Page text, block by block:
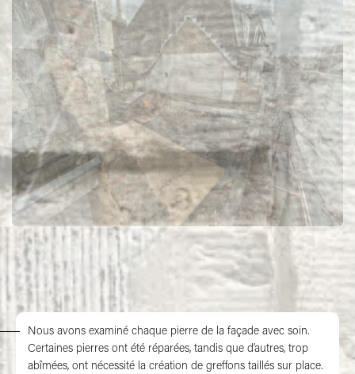
Restauration précise de la façade
Nous avons examiné chaque pierre de la façade avec soin.
Certaines pierres ont été réparées, tandis que d’autres, trop
abîmées, ont nécessité la création de greffons taillés sur place.